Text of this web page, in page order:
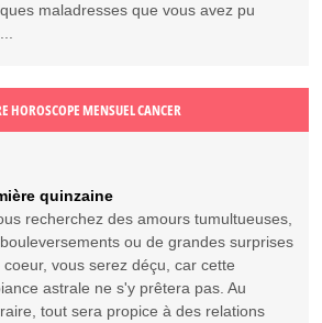
maladresses que vous avez pu
HOROSCOPE MENSUEL CANCER
quinzaine
recherchez des amours tumultueuses,
ou de grandes surprises
coeur, vous serez déçu, car cette
astrale ne s'y prêtera pas. Au
tout sera propice à des relations